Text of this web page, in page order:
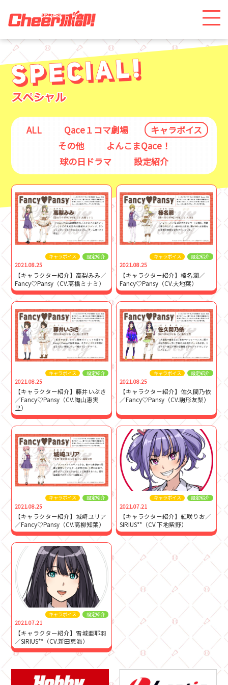
ALL Qace１コマ劇場
キャラボイス
その他
よんこまQace！
球の日ドラマ
設定紹介
キャラボイス 設定紹介
2021.08.25
【キャラクター紹介】高梨みみ／
Fancy♡Pansy（CV.髙橋ミナミ）
キャラボイス 設定紹介
2021.08.25
【キャラクター紹介】榛名潤／
Fancy♡Pansy（CV.大地葉）
キャラボイス 設定紹介
2021.08.25
【キャラクター紹介】藤井いぶき
／Fancy♡Pansy（CV.陶山恵実
里）
キャラボイス 設定紹介
2021.08.25
【キャラクター紹介】佐久間乃依
／Fancy♡Pansy（CV.駒形友梨）
キャラボイス 設定紹介
2021.08.25
【キャラクター紹介】城崎ユリア
／Fancy♡Pansy（CV.⾼柳知葉）
キャラボイス 設定紹介
2021.07.21
【キャラクター紹介】紅咲りお／
SIRIUS**（CV.下地紫野）
キャラボイス 設定紹介
2021.07.21
【キャラクター紹介】雪城亜耶羽
／SIRIUS**（CV.新田恵海）